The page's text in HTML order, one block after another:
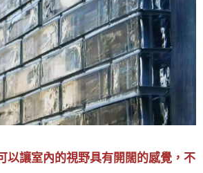
以讓室內的視野具有開闊的感覺，不